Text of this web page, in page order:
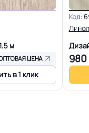
отсутствие усадки
мкм
1.5 м
ЦЕНА
в 1 клик
Код:
980